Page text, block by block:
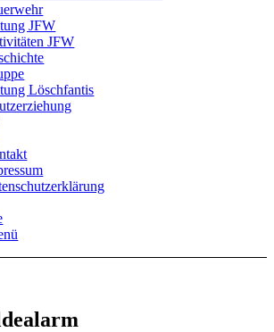
JFW
JFW
Löschfantis